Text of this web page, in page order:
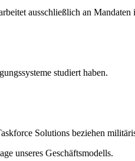
ausschließlich an
studiert haben.
Solutions beziehen
unseres Geschäftsmodells.